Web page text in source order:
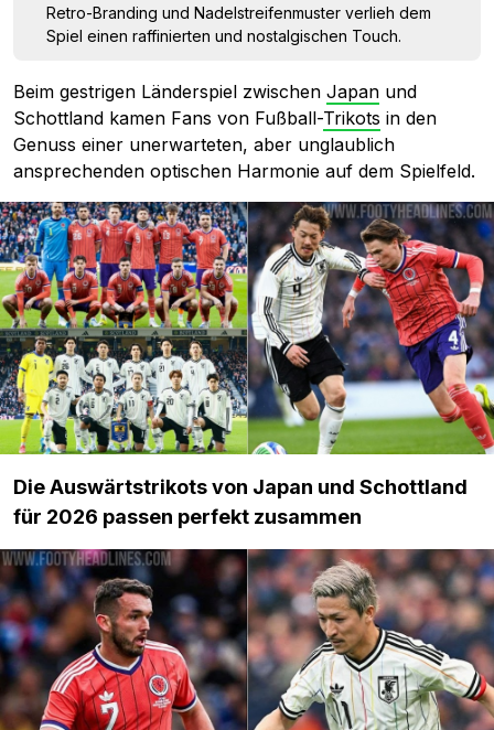
Retro-Branding und Nadelstreifenmuster verlieh dem
Spiel einen raffinierten und nostalgischen Touch.
Beim gestrigen Länderspiel zwischen Japan und
Schottland kamen Fans von Fußball-Trikots in den
Genuss einer unerwarteten, aber unglaublich
ansprechenden optischen Harmonie auf dem Spielfeld.
Die Auswärtstrikots von Japan und Schottland
für 2026 passen perfekt zusammen